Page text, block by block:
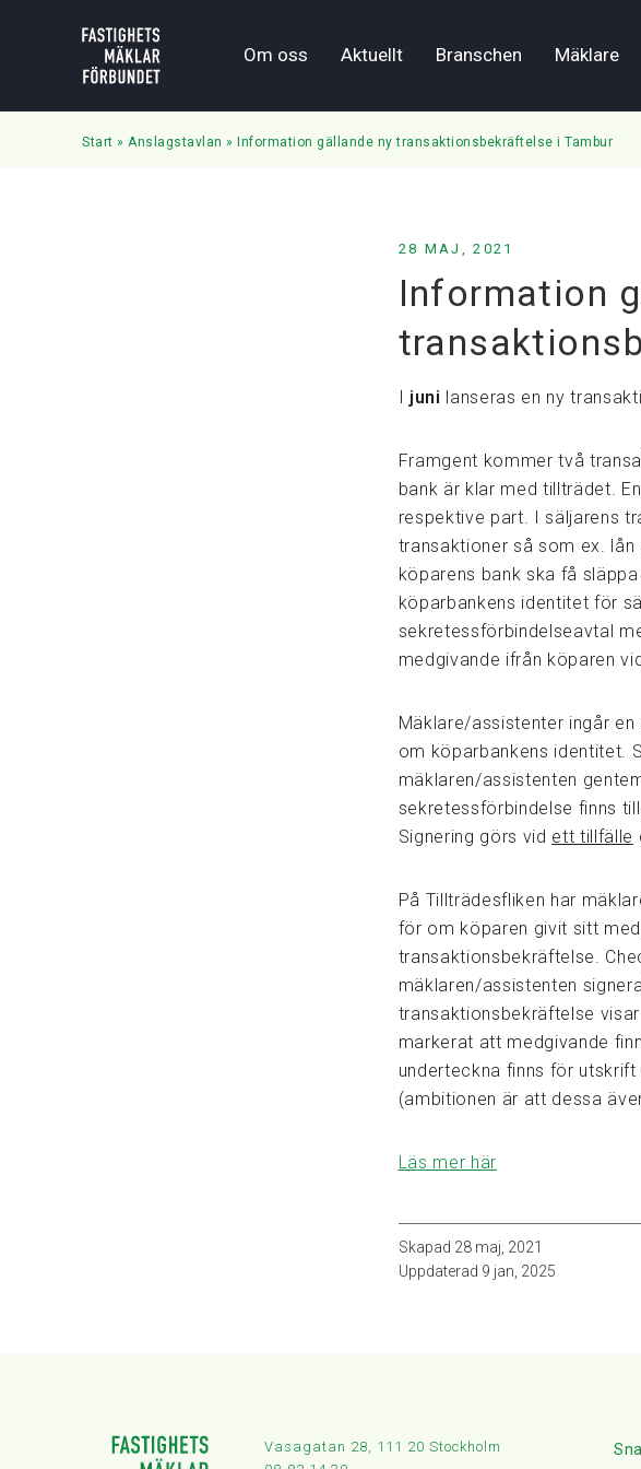
Om oss Aktuellt Branschen Mäklare
Start » Anslagstavlan » Information gällande ny transaktionsbekräftelse i Tambur
28 MAJ, 2021
Information
I juni lanseras en ny
Framgent kommer två
bank är klar med tillträdet.
respektive part. I säljarens
transaktioner så som ex.
köparens bank ska få
köparbankens identitet för
sekretessförbindelseavtal
medgivande ifrån köparen
Mäklare/assistenter ingår
om köparbankens identitet.
mäklaren/assistenten
sekretessförbindelse finns
Signering görs vid ett tillfälle
På Tillträdesfliken har
för om köparen givit sitt
transaktionsbekräftelse.
mäklaren/assistenten
transaktionsbekräftelse
markerat att medgivande
underteckna finns för utskrift
(ambitionen är att dessa
Läs mer här
Skapad 28 maj, 2021
Uppdaterad 9 jan, 2025
Vasagatan 28, 111 20 Stockholm